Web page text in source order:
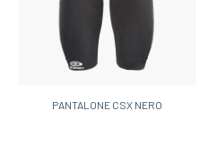
PANTALONE CSX NERO